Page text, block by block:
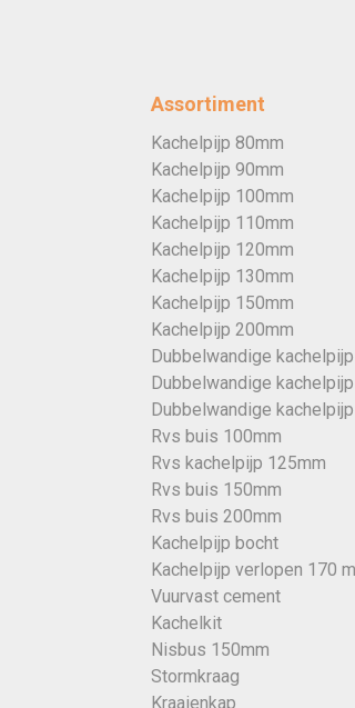
Assortiment
Kachelpijp 80mm
Kachelpijp 90mm
Kachelpijp 100mm
Kachelpijp 110mm
Kachelpijp 120mm
Kachelpijp 130mm
Kachelpijp 150mm
Kachelpijp 200mm
Dubbelwandige
Dubbelwandige
Dubbelwandige
Rvs buis 100mm
Rvs kachelpijp 125mm
Rvs buis 150mm
Rvs buis 200mm
Kachelpijp bocht
Kachelpijp verlopen 170
Vuurvast cement
Kachelkit
Nisbus 150mm
Stormkraag
Kraaienkap